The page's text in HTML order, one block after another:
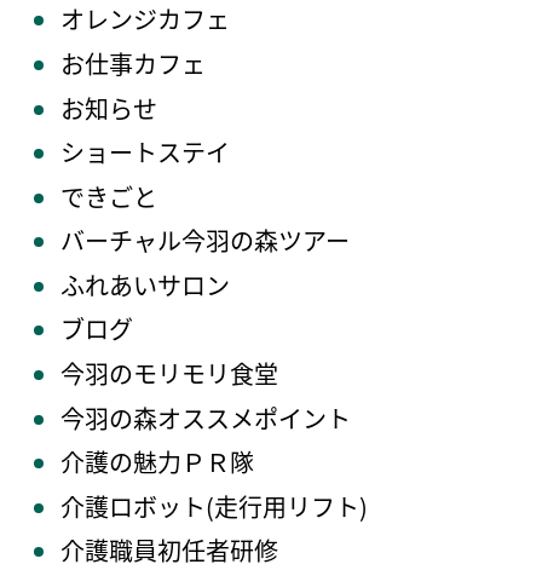
オレンジカフェ
お仕事カフェ
お知らせ
ショートステイ
できごと
バーチャル今羽の森ツアー
ふれあいサロン
ブログ
今羽のモリモリ食堂
今羽の森オススメポイント
介護の魅力ＰＲ隊
介護ロボット(走行用リフト)
介護職員初任者研修